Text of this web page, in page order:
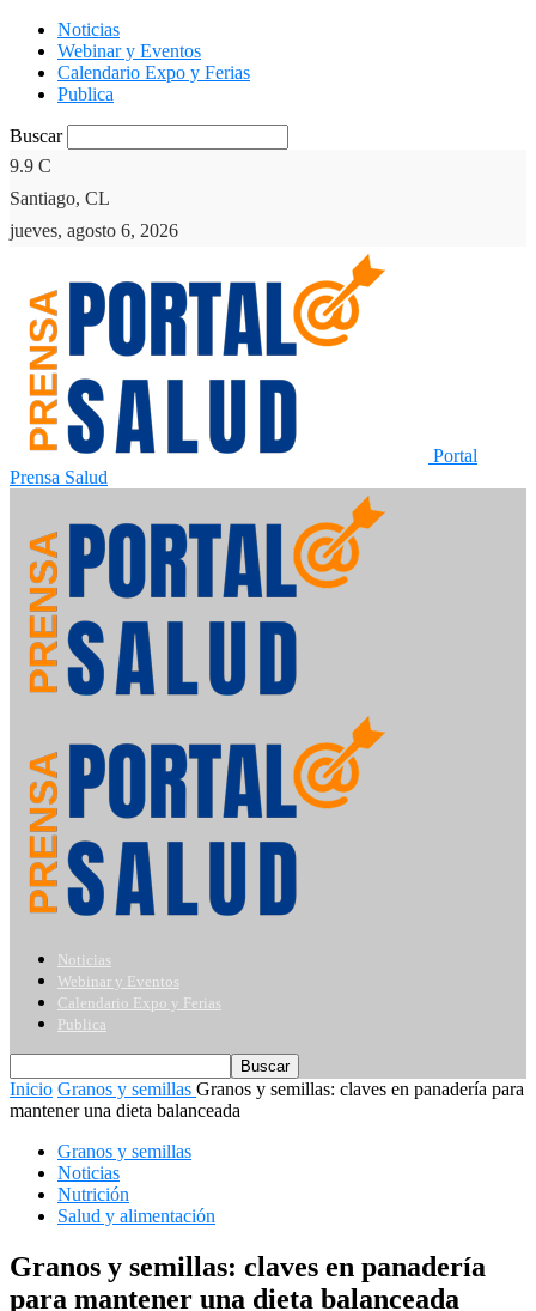
Noticias
Webinar y Eventos
Calendario Expo y Ferias
Publica
Buscar
9.9 C
Santiago, CL
jueves, agosto 6, 2026
Portal
Prensa Salud
Noticias
Webinar y Eventos
Calendario Expo y Ferias
Publica
Inicio Granos y semillas Granos y semillas: claves en panadería para
mantener una dieta balanceada
Granos y semillas
Noticias
Nutrición
Salud y alimentación
Granos y semillas: claves en panadería
para mantener una dieta balanceada